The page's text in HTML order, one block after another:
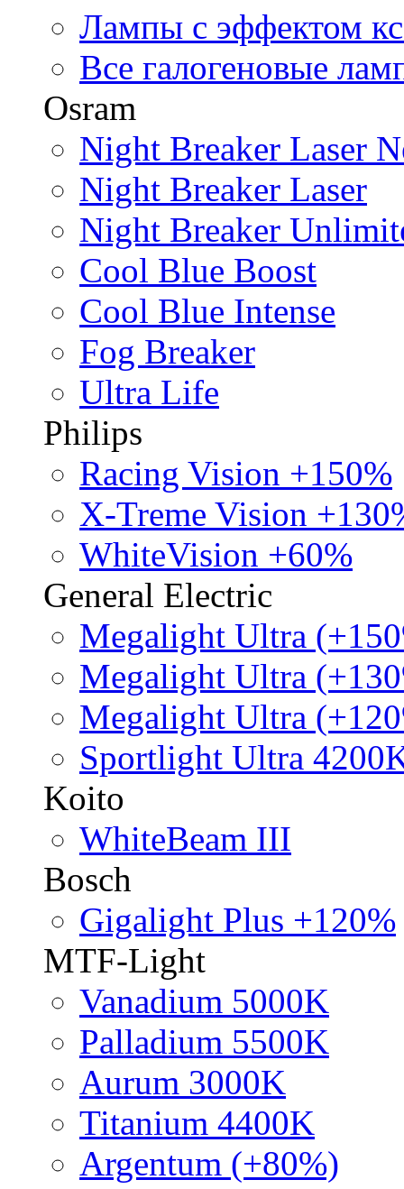
Лампы с эффектом
Все галогеновые
Osram
Night Breaker Laser
Night Breaker Laser
Night Breaker
Cool Blue Boost
Cool Blue Intense
Fog Breaker
Ultra Life
Philips
Racing Vision +150%
X-Treme Vision
WhiteVision +60%
General Electric
Megalight Ultra
Megalight Ultra
Megalight Ultra
Sportlight Ultra
Koito
WhiteBeam III
Bosch
Gigalight Plus +120%
MTF-Light
Vanadium 5000K
Palladium 5500K
Aurum 3000K
Titanium 4400K
Argentum (+80%)